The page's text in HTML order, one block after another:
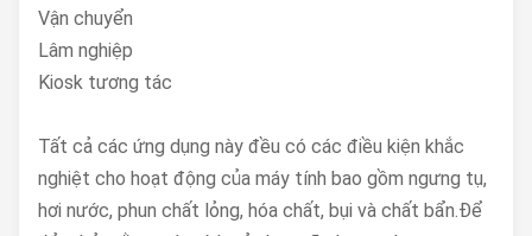
Vận chuyển
Lâm nghiệp
Kiosk tương tác
Tất cả các ứng dụng này đều có các điều kiện khắc
nghiệt cho hoạt động của máy tính bao gồm ngưng tụ,
hơi nước, phun chất lỏng, hóa chất, bụi và chất bẩn.Để